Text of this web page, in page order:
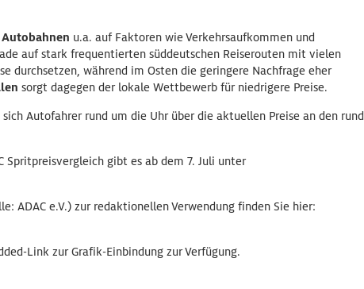
u.a. auf Faktoren wie Verkehrsaufkommen und
auf stark frequentierten süddeutschen Reiserouten mit vielen
durchsetzen, während im Osten die geringere Nachfrage eher
sorgt dagegen der lokale Wettbewerb für niedrigere Preise.
sich Autofahrer rund um die Uhr über die aktuellen Preise an den rund
Spritpreisvergleich gibt es ab dem 7. Juli unter
ADAC e.V.) zur redaktionellen Verwendung finden Sie hier:
Link zur Grafik-Einbindung zur Verfügung.